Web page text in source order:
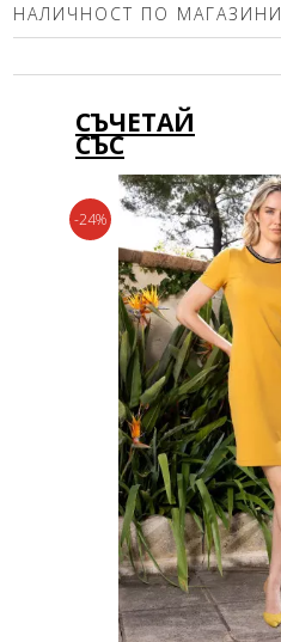
НАЛИЧНОСТ ПО МАГАЗИНИ
СЪЧЕТАЙ
СЪС
-24%